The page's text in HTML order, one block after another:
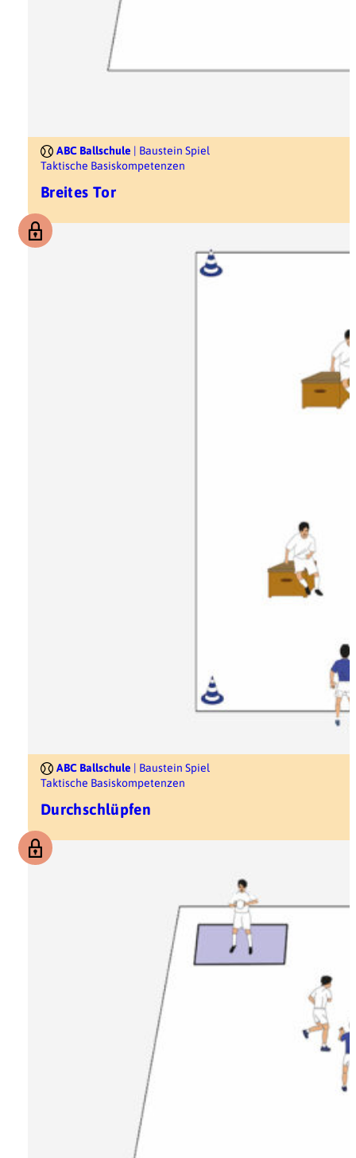
ABC Ballschule | Baustein Spiel
Taktische Basiskompetenzen
Breites Tor
ABC Ballschule | Baustein Spiel
Taktische Basiskompetenzen
Durchschlüpfen